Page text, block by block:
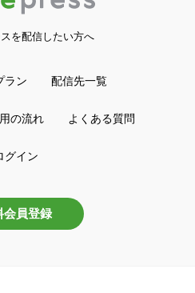
を配信したい方へ
ラン 配信先一覧
の流れ よくある質問
グイン
会員登録